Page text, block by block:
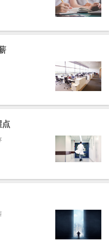
点